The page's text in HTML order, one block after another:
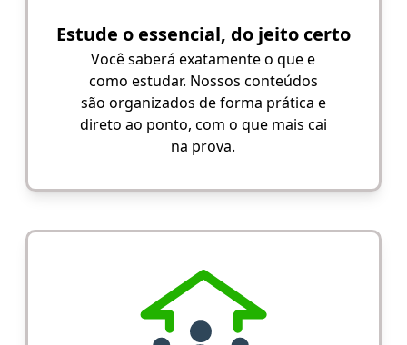
Estude o essencial, do jeito certo
Você saberá exatamente o que e
como estudar. Nossos conteúdos
são organizados de forma prática e
direto ao ponto, com o que mais cai
na prova.